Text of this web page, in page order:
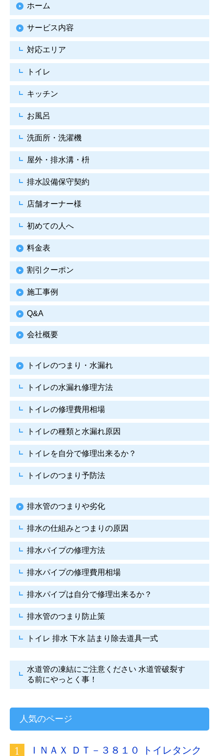
ホーム
サービス内容
対応エリア
トイレ
キッチン
お風呂
洗面所・洗濯機
屋外・排水溝・枡
排水設備保守契約
店舗オーナー様
初めての人へ
料金表
割引クーポン
施工事例
Q&A
会社概要
トイレのつまり・水漏れ
トイレの水漏れ修理方法
トイレの修理費用相場
トイレの種類と水漏れ原因
トイレを自分で修理出来るか？
トイレのつまり予防法
排水管のつまりや劣化
排水の仕組みとつまりの原因
排水パイプの修理方法
排水パイプの修理費用相場
排水パイプは自分で修理出来るか？
排水管のつまり防止策
トイレ 排水 下水 詰まり除去道具一式
水道管の凍結にご注意ください 水道管破裂す
る前にやっとく事！
人気のページ
ＩＮＡＸ ＤＴ－３８１０ トイレタンク